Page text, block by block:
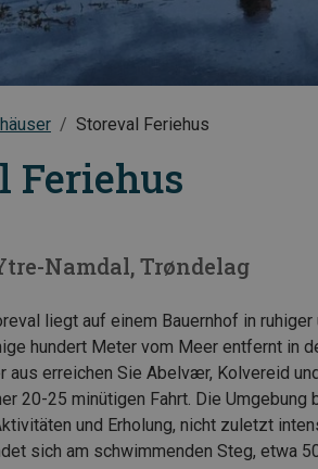
Storeval Feriehus
Feriehus
Namdal Trøndelag
liegt auf einem Bauernhof in ruhiger
hundert Meter vom Meer entfernt in
aus erreichen Sie Abelvær, Kolvereid
20-25 minütigen Fahrt. Die Umgebung
und Erholung, nicht zuletzt
sich am schwimmenden Steg, etwa